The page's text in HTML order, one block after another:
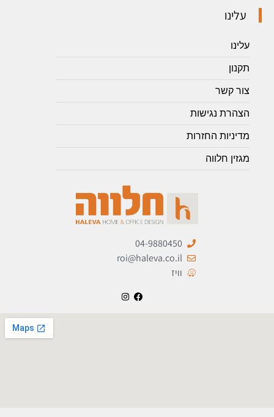
עלינו
עלינו
תקנון
צור קשר
הצהרת נגישות
מדיניות החזרות
מגזין חלווה
04-9880450
roi@haleva.co.il
וויז